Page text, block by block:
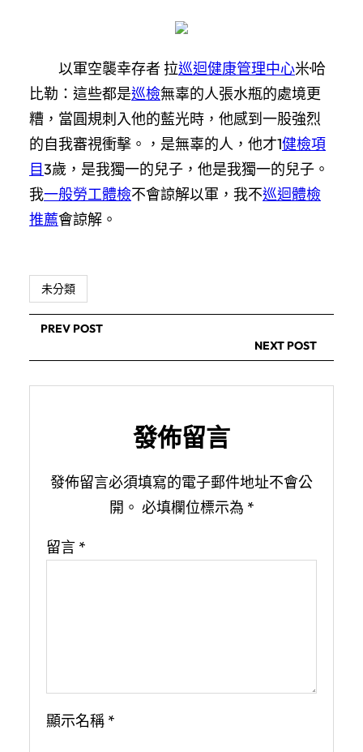
以軍空襲幸存者 拉巡迴健康管理中心米·哈
比勒：這些都是巡檢無辜的人張水瓶的處境更
糟，當圓規刺入他的藍光時，他感到一股強烈
的自我審視衝擊。，是無辜的人，他才1健檢項
目3歲，是我獨一的兒子，他是我獨一的兒子。
我一般勞工體檢不會諒解以軍，我不巡迴體檢
推薦會諒解。
未分類
PREV POST
NEXT POST
發佈留言
發佈留言必須填寫的電子郵件地址不會公
開。 必填欄位標示為 *
留言 *
顯示名稱 *